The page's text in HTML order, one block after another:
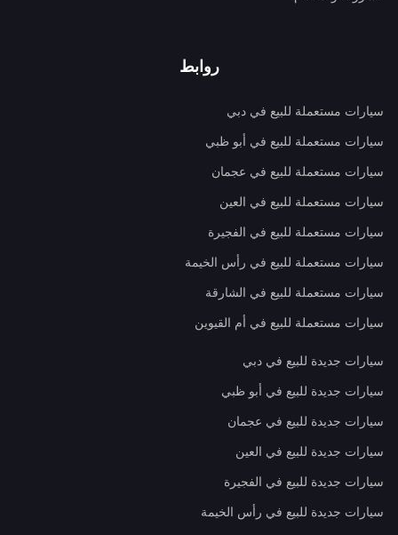
روابط
سيارات مستعملة للبيع في دبي
سيارات مستعملة للبيع في أبو ظبي
سيارات مستعملة للبيع في عجمان
سيارات مستعملة للبيع في العين
سيارات مستعملة للبيع في الفجيرة
سيارات مستعملة للبيع في رأس الخيمة
سيارات مستعملة للبيع في الشارقة
سيارات مستعملة للبيع في أم القيوين
سيارات جديدة للبيع في دبي
سيارات جديدة للبيع في أبو ظبي
سيارات جديدة للبيع في عجمان
سيارات جديدة للبيع في العين
سيارات جديدة للبيع في الفجيرة
سيارات جديدة للبيع في رأس الخيمة